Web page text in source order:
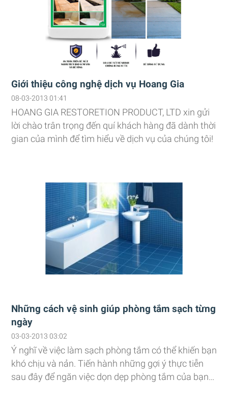
Giới thiệu công nghệ dịch vụ Hoang Gia
08-03-2013 01:41
HOANG GIA RESTORETION PRODUCT, LTD xin gửi
lời chào trân trọng đến quí khách hàng đã dành thời
gian của mình để tìm hiểu về dịch vụ của chúng tôi!
Những cách vệ sinh giúp phòng tắm sạch từng
ngày
03-03-2013 03:02
Ý nghĩ về việc làm sạch phòng tắm có thể khiến bạn
khó chịu và nản. Tiến hành những gợi ý thực tiễn
sau đây để ngăn việc dọn dẹp phòng tắm của bạn